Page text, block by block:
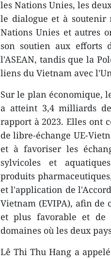
les Nations Unies, les
le dialogue et à soutenir
Nations Unies et autres
son soutien aux efforts
l'ASEAN, tandis que la
liens du Vietnam avec
Sur le plan économique,
a atteint 3,4 milliards
rapport à 2023. Elles ont
de libre-échange UE-
et à favoriser les
sylvicoles et
produits
et l'application de
Vietnam (EVIPA), afin
et plus favorable et de
domaines où les deux
Lê Thi Thu Hang a